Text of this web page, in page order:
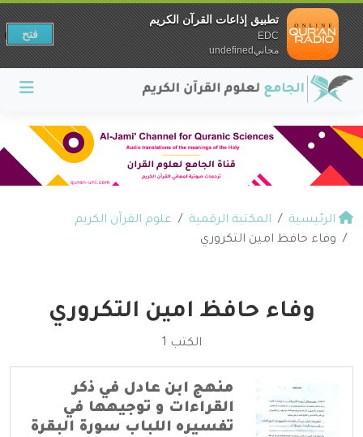
الرئيسية المكتبة الرقمية
علوم القرآن الكريم
وفاء حافظ امين التكروري
وفاء حافظ امين التكروري
الكتب 1
منهج ابن عادل في ذكر
القراءات و توجيهها في
تفسيره اللباب سورة البقرة
تطبيق إذاعات القرآن الكريم
EDC
مجانيundefined
فتح